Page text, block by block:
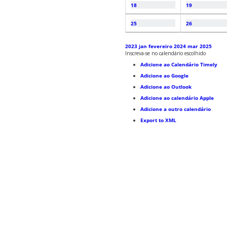
18 19
25 26
2023 jan fevereiro 2024 mar 2025
Inscreva-se no calendário escolhido
Adicione ao Calendário Timely
Adicione ao Google
Adicione ao Outlook
Adicione ao calendário Apple
Adicione a outro calendário
Export to XML